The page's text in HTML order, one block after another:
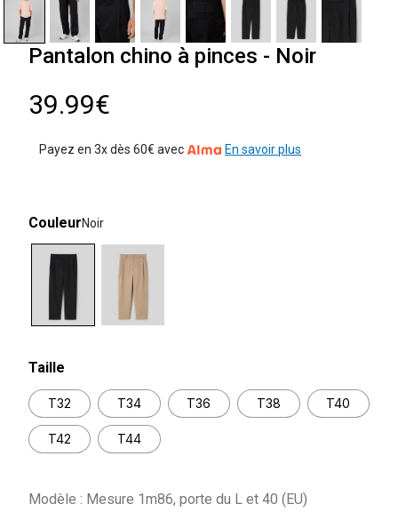
Pantalon chino à pinces - Noir
39.99€
Payez en 3x dès 60€ avec En savoir plus
CouleurNoir
Taille
T32 T34 T36 T38 T40
T42 T44
Modèle : Mesure 1m86, porte du L et 40 (EU)